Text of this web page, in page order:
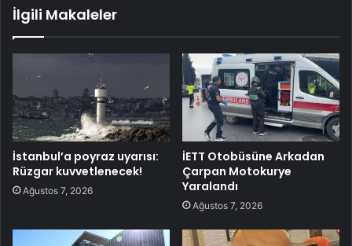
İlgili Makaleler
İstanbul’a poyraz uyarısı:
Rüzgar kuvvetlenecek!
Ağustos 7, 2026
İETT Otobüsüne Arkadan
Çarpan Motokurye
Yaralandı
Ağustos 7, 2026